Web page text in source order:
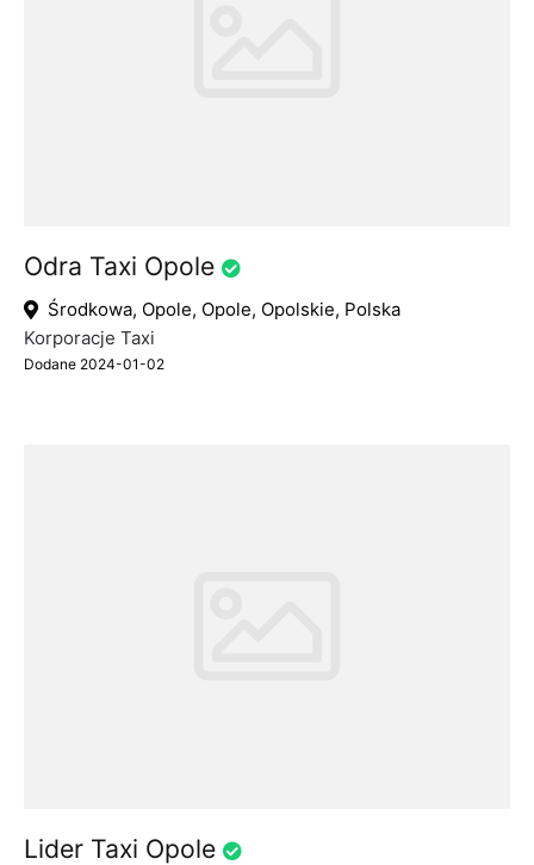
Odra Taxi Opole
Środkowa, Opole, Opole, Opolskie, Polska
Korporacje Taxi
Dodane 2024-01-02
Lider Taxi Opole